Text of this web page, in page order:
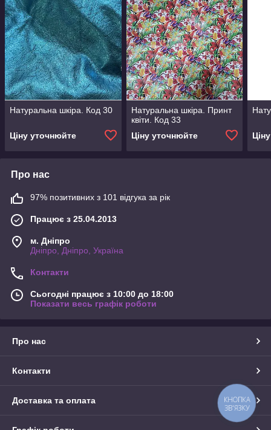
Натуральна шкіра. Код 30
Ціну уточнюйте
Натуральна шкіра. Принт
квіти. Код 33
Ціну уточнюйте
Про нас
97% позитивних з 101 відгука за рік
Працює з 25.04.2013
м. Дніпро
Дніпро, Дніпро, Україна
Контакти
Сьогодні працює з 10:00 до 18:00
Показати весь графік роботи
Про нас
Контакти
Доставка та оплата
КНОПКА
ЗВ'ЯЗКУ